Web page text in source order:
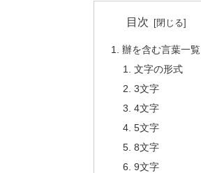
目次
辦を含む言葉一覧
文字の形式
3文字
4文字
5文字
8文字
9文字